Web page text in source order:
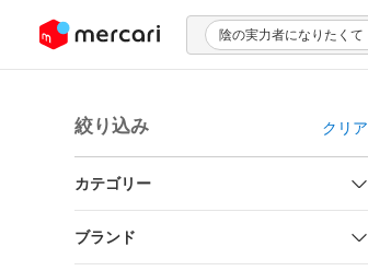
ツにスキップ 陰の実力者になりたくて
絞り込み クリア
カテゴリー
ブランド